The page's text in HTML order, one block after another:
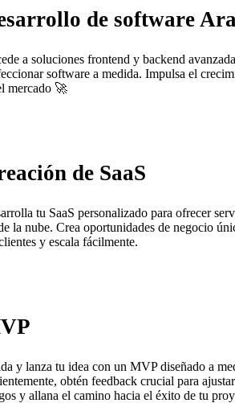
de software
a soluciones frontend y backend
software a medida. Impulsa el
mercado 🚀
de SaaS
tu SaaS personalizado para ofrecer
la nube. Crea oportunidades de negocio
y escala fácilmente.
y lanza tu idea con un MVP diseñado a
obtén feedback crucial para
y allana el camino hacia el éxito de tu